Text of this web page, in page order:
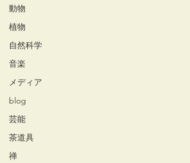
動物
植物
自然科学
音楽
メディア
blog
芸能
茶道具
禅